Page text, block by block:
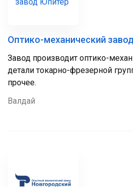
Оптико-механический
Завод производит оптико-
детали токарно-фрезерной
прочее.
Валдай